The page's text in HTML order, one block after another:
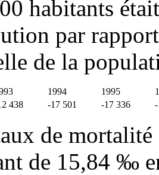
habitants
par
de la
1994 1995
438 -17 501 -17 336
de mortalité
de 15,84 ‰